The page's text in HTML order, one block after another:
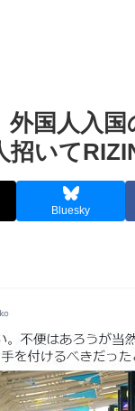
外国人入
招いて
Bluesky